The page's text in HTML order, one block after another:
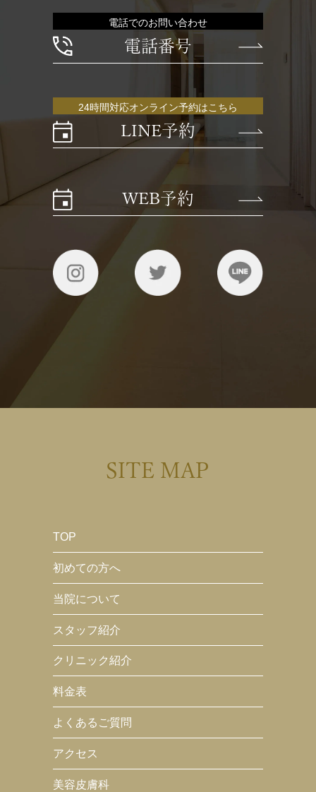
電話でのお問い合わせ
電話番号
24時間対応オンライン予約はこちら
LINE予約
WEB予約
SITE MAP
TOP
初めての方へ
当院について
スタッフ紹介
クリニック紹介
料金表
よくあるご質問
アクセス
美容皮膚科